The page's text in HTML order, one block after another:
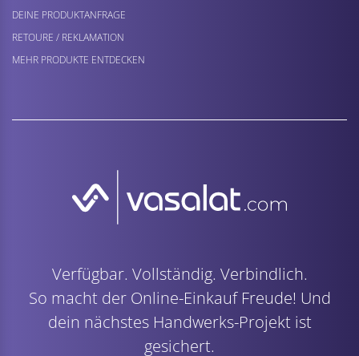
DEINE PRODUKTANFRAGE
RETOURE / REKLAMATION
MEHR PRODUKTE ENTDECKEN
Verfügbar. Vollständig. Verbindlich.
So macht der Online-Einkauf Freude! Und
dein nächstes Handwerks-Projekt ist
gesichert.